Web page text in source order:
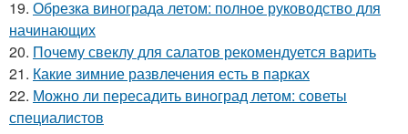
19. Обрезка винограда летом: полное руководство для
начинающих
20. Почему свеклу для салатов рекомендуется варить
21. Какие зимние развлечения есть в парках
22. Можно ли пересадить виноград летом: советы
специалистов